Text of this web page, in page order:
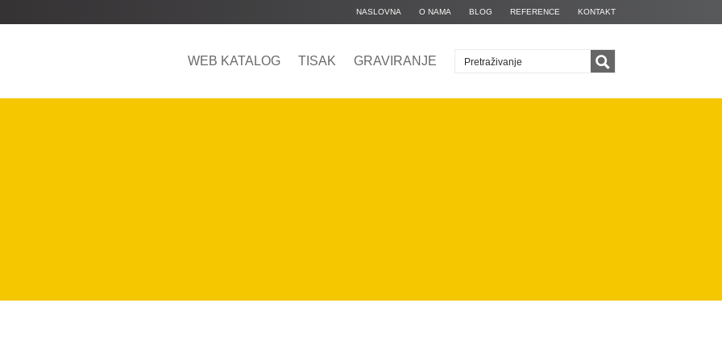
NASLOVNA O NAMA BLOG REFERENCE KONTAKT
WEB KATALOG TISAK GRAVIRANJE